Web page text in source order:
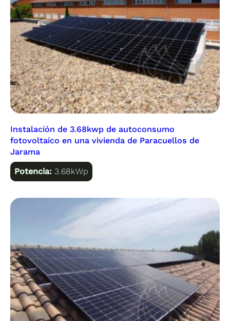
Instalación de 3.68kwp de autoconsumo
fotovoltaico en una vivienda de Paracuellos de
Jarama
Potencia:3.68kWp